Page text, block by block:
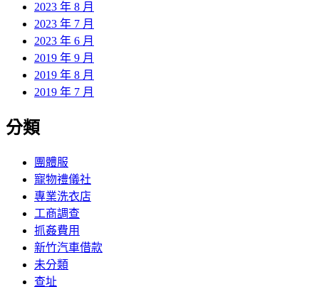
2023 年 8 月
2023 年 7 月
2023 年 6 月
2019 年 9 月
2019 年 8 月
2019 年 7 月
分類
團體服
寵物禮儀社
專業洗衣店
工商調查
抓姦費用
新竹汽車借款
未分類
查址